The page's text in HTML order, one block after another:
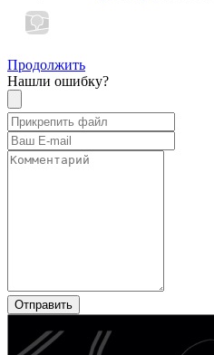
Продолжить
Нашли ошибку?